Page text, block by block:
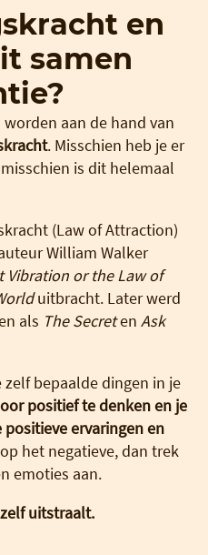
en
samen
aan de hand van
. Misschien heb je er
is dit helemaal
(Law of Attraction)
William Walker
Vibration or the Law of
uitbracht. Later werd
als The Secreten Ask
bepaalde dingen in je
positief te denken en je
ervaringen en
het negatieve, dan trek
emoties aan.
uitstraalt.